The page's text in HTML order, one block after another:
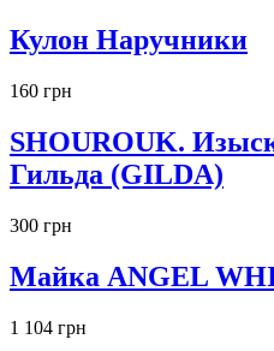
Кулон Наручники
160 грн
SHOUROUK.
Гильда (GILDA)
300 грн
Майка ANGEL
1 104 грн